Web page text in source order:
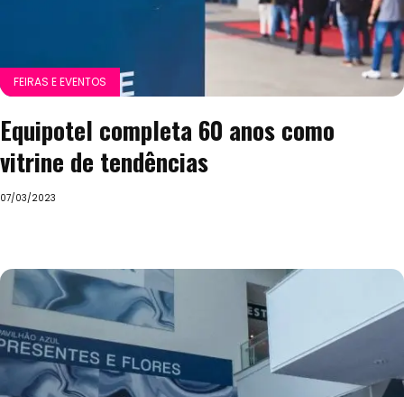
FEIRAS E EVENTOS
Equipotel completa 60 anos como
vitrine de tendências
07/03/2023